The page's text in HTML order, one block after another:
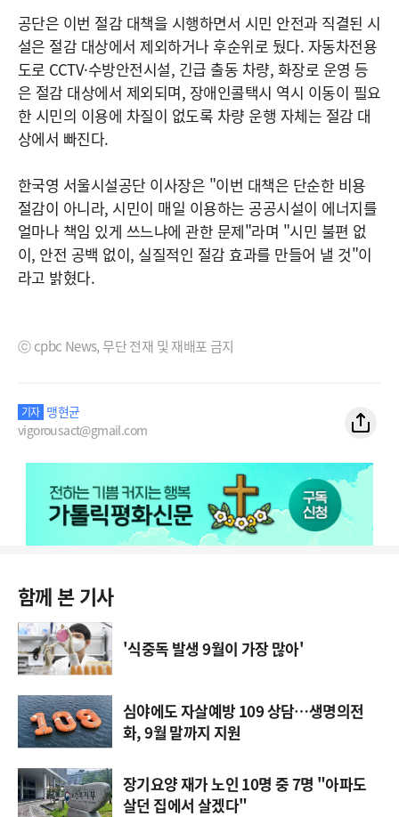
공단은 이번 절감 대책을 시행하면서 시민 안전과 직결된 시
설은 절감 대상에서 제외하거나 후순위로 뒀다. 자동차전용
도로 CCTV·수방안전시설, 긴급 출동 차량, 화장로 운영 등
은 절감 대상에서 제외되며, 장애인콜택시 역시 이동이 필요
한 시민의 이용에 차질이 없도록 차량 운행 자체는 절감 대
상에서 빠진다.
한국영 서울시설공단 이사장은 "이번 대책은 단순한 비용
절감이 아니라, 시민이 매일 이용하는 공공시설이 에너지를
얼마나 책임 있게 쓰느냐에 관한 문제"라며 "시민 불편 없
이, 안전 공백 없이, 실질적인 절감 효과를 만들어 낼 것"이
라고 밝혔다.
ⓒ cpbc News, 무단 전재 및 재배포 금지
기자 맹현균
vigorousact@gmail.com
함께 본 기사
'식중독 발생 9월이 가장 많아'
심야에도 자살예방 109 상담…생명의전
화, 9월 말까지 지원
장기요양 재가 노인 10명 중 7명 "아파도
살던 집에서 살겠다"